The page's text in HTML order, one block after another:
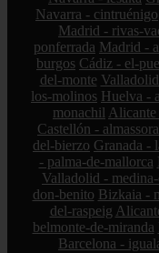
Navarra - cintruénigo
Madrid - rivas-
ponferrada Madrid -
burgos Cádiz - el-
del-monte
los-molinos Huelva -
monachil Alicante
Castellón - almassora
del-bierzo Granada -
- palma-de-mallorca
Valladolid -
don-benito Bizkaia -
del-raspeig
belmonte-de-miranda
Barcelona -